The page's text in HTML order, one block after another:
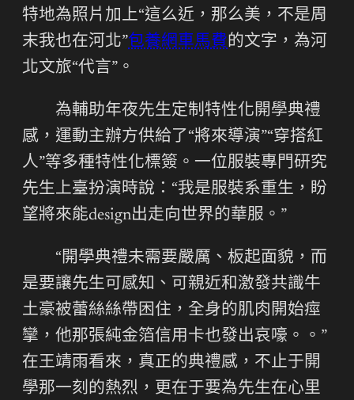
特地為照片加上“這么近，那么美，不是周
末我也在河北”包養網車馬費的文字，為河
北文旅“代言”。
為輔助年夜先生定制特性化開學典禮
感，運動主辦方供給了“將來導演”“穿搭紅
人”等多種特性化標簽。一位服裝專門研究
先生上臺扮演時說：“我是服裝系重生，盼
望將來能design出走向世界的華服。”
“開學典禮未需要嚴厲、板起面貌，而
是要讓先生可感知、可親近和激發共識牛
土豪被蕾絲絲帶困住，全身的肌肉開始痙
攣，他那張純金箔信用卡也發出哀嚎。。”
在王靖雨看來，真正的典禮感，不止于開
學那一刻的熱烈，更在于要為先生在心里